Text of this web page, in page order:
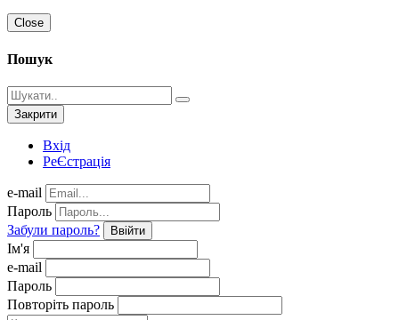
Close
Пошук
Закрити
Вхід
РеЄстрація
e-mail
Пароль
Забули пароль?
Ввійти
Ім'я
e-mail
Пароль
Повторіть пароль